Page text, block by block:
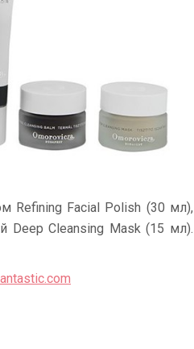
Refining Facial Polish (30 мл),
Deep Cleansing Mask (15 мл).